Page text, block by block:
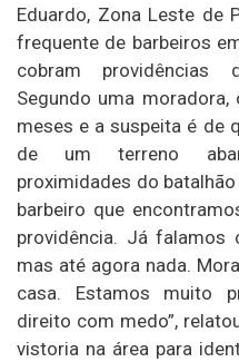
Eduardo, Zona Leste de
frequente de barbeiros
cobram providências
Segundo uma
meses e a suspeita é de
de um terreno
proximidades do
barbeiro que
providência. Já falamos
mas até agora nada.
casa. Estamos muito
direito com medo”,
vistoria na área para